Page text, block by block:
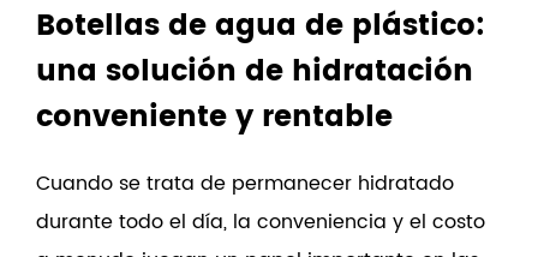
Botellas de agua de plástico:
una solución de hidratación
conveniente y rentable
Cuando se trata de permanecer hidratado
durante todo el día, la conveniencia y el costo